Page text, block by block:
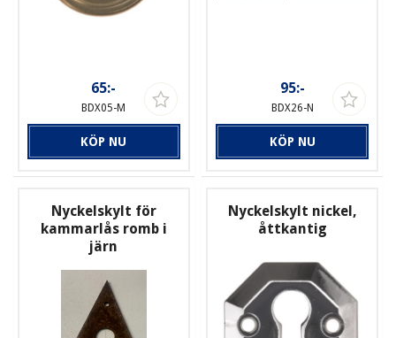
65:-
BDX05-M
KÖP NU
95:-
BDX26-N
KÖP NU
Nyckelskylt för
kammarlås romb i
järn
Nyckelskylt nickel,
åttkantig